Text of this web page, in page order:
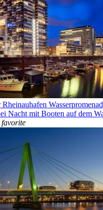
Nacht mit Booten auf dem
favorite